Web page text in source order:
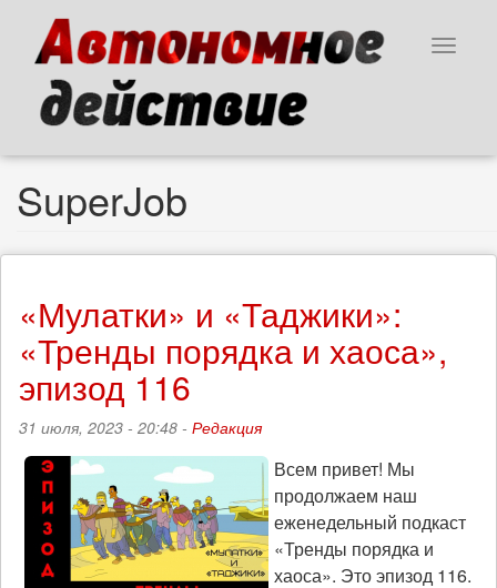
основному
содержанию
Toggle
SuperJob
«Мулатки» и «Таджики»:
«Тренды порядка и хаоса»,
эпизод 116
31 июля, 2023 - 20:48 - Редакция
Всем привет! Мы
продолжаем наш
еженедельный подкаст
«Тренды порядка и
хаоса». Это эпизод 116.